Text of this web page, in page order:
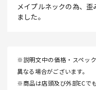
メイプルネックの為、歪
ました。
※説明文中の価格・スペッ
異なる場合がございます。
※商品は店頭及び外部ECで